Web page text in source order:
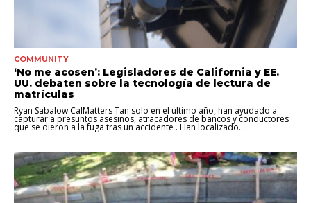
COMMUNITY
‘No me acosen’: Legisladores de California y EE.
UU. debaten sobre la tecnología de lectura de
matrículas
Ryan Sabalow CalMatters Tan solo en el último año, han ayudado a
capturar a presuntos asesinos, atracadores de bancos y conductores
que se dieron a la fuga tras un accidente . Han localizado...